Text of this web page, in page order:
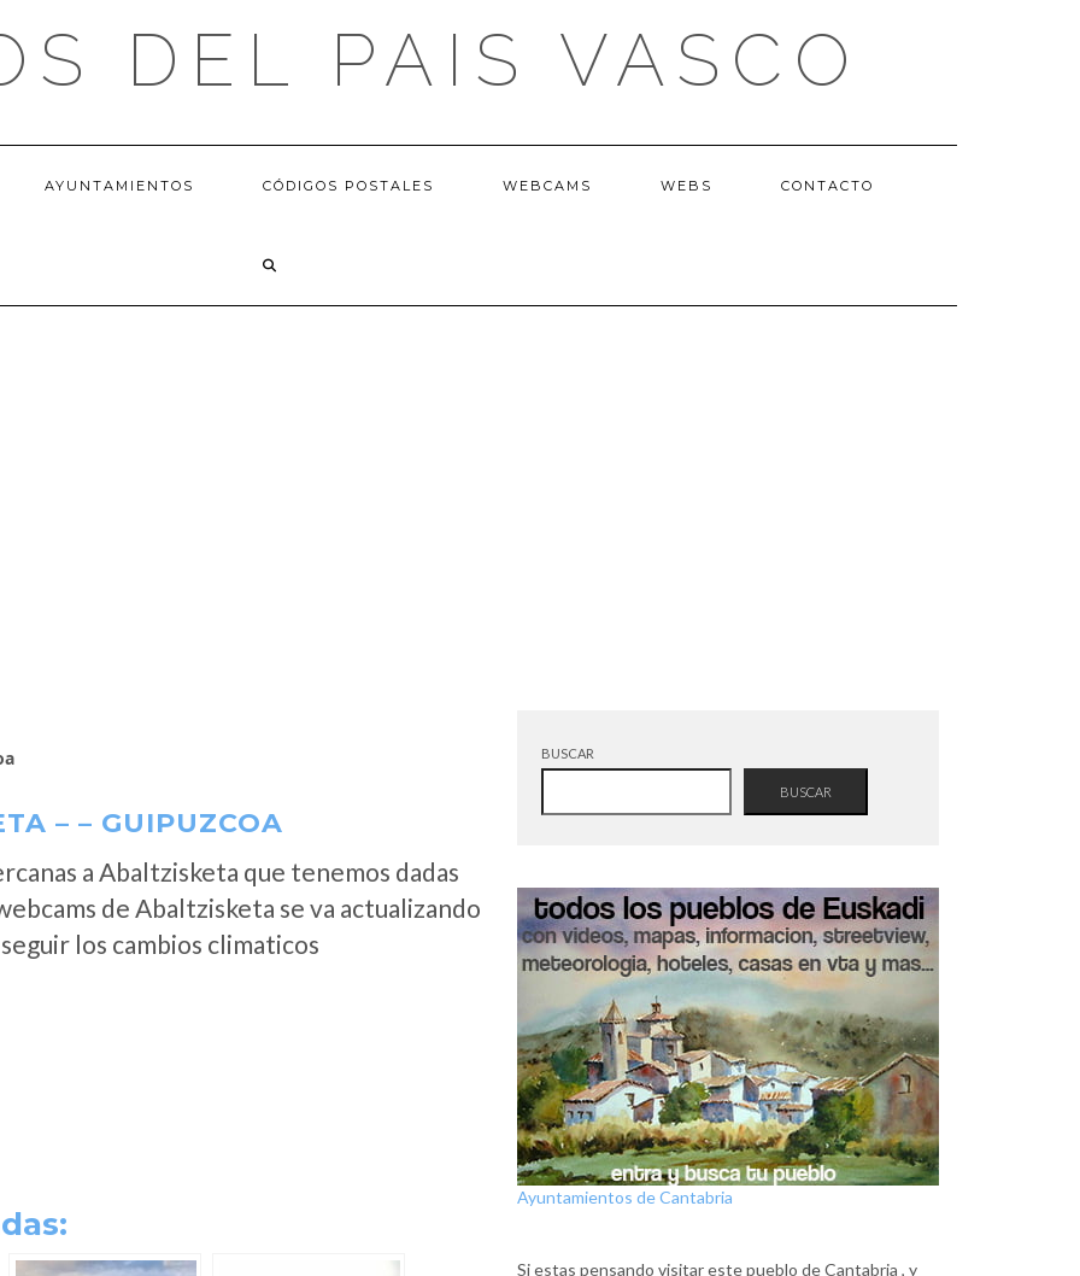
DEL PAIS VASCO
AYUNTAMIENTOS CÓDIGOS POSTALES WEBCAMS WEBS CONTACTO
– – GUIPUZCOA
a Abaltzisketa que tenemos dadas
de Abaltzisketa se va actualizando
los cambios climaticos
BUSCAR
BUSCAR
Ayuntamientos de Cantabria
Si estas pensando visitar este pueblo de Cantabria , y